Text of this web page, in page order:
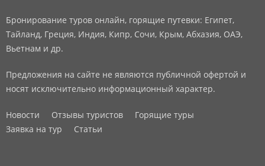
Бронирование туров онлайн, горящие путевки: Египет,
Тайланд, Греция, Индия, Кипр, Сочи, Крым, Абхазия, ОАЭ,
Вьетнам и др.
Предложения на сайте не являются публичной офертой и
носят исключительно информационный характер.
Новости Отзывы туристов
Горящие туры
Заявка на тур
Статьи